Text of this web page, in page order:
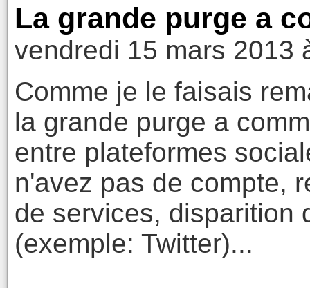
La grande purge a
vendredi 15 mars 2013
Comme je le faisais
la grande purge a
entre plateformes
n'avez pas de compte,
de services, disparition
(exemple: Twitter)...